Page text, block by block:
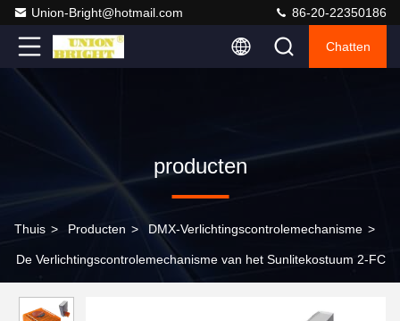
Union-Bright@hotmail.com 86-20-22350186
Chatten
producten
Thuis > Producten > DMX-Verlichtingscontrolemechanisme >
De Verlichtingscontrolemechanisme van het Sunlitekostuum 2-FC